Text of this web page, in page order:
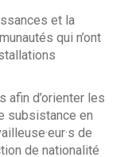
et la
qui n’ont
afin d’orienter les
subsistance en
de
de nationalité